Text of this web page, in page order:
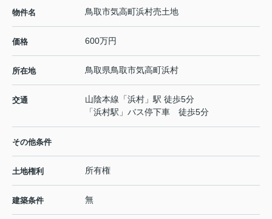
物件名 鳥取市気高町浜村売土地
価格 600万円
所在地 鳥取県鳥取市気高町浜村
交通 山陰本線 「浜村 」駅 徒歩5分
「浜村駅」バス停下車 徒歩5分
その他条件
土地権利 所有権
建築条件 無